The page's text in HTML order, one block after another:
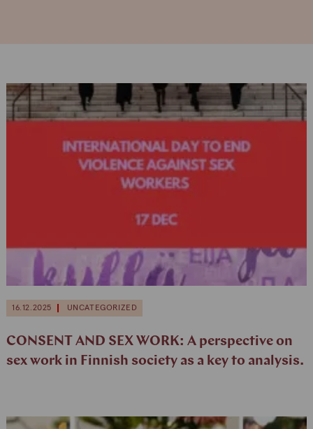
16.12.2025 UNCATEGORIZED
CONSENT AND SEX WORK: A perspective on
sex work in Finnish society as a key to analysis.